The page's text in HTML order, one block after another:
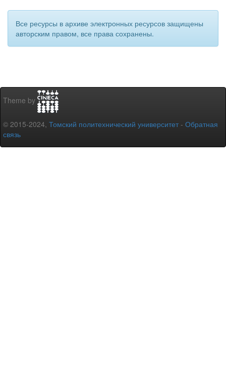
Все ресурсы в архиве электронных ресурсов защищены
авторским правом, все права сохранены.
Theme by
© 2015-2024, Томский политехнический университет - Обратная
связь